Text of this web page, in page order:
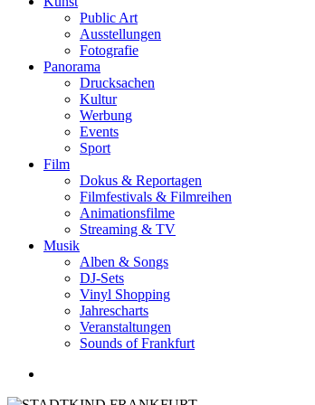
Public Art
Ausstellungen
Fotografie
Panorama
Drucksachen
Kultur
Werbung
Events
Sport
Film
Dokus & Reportagen
Filmfestivals & Filmreihen
Animationsfilme
Streaming & TV
Musik
Alben & Songs
DJ-Sets
Vinyl Shopping
Jahrescharts
Veranstaltungen
Sounds of Frankfurt